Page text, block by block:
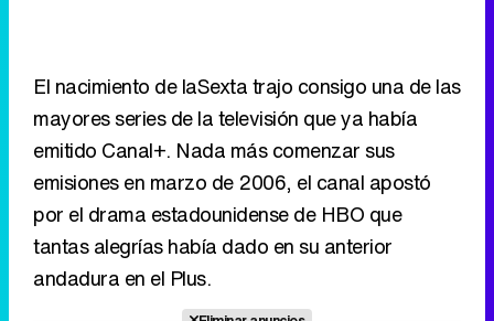
El nacimiento de laSexta trajo consigo una de las
mayores series de la televisión que ya había
emitido Canal+. Nada más comenzar sus
emisiones en marzo de 2006, el canal apostó
por el drama estadounidense de HBO que
tantas alegrías había dado en su anterior
andadura en el Plus.